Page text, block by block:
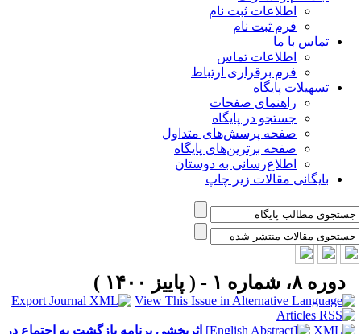
اطلاعات ثبت نام
فرم ثبت نام
تماس با ما
اطلاعات تماس
فرم برقراری ارتباط
تسهیلات پایگاه
راهنمای صفحات
جستجو در پایگاه
صفحه پرسش‌های متداول
صفحه برترین‌های پایگاه
اطلاع‌رسانی به دوستان
بایگانی مقالات زیر چاپ
دوره ۸، شماره ۱ - ( پاییز ۱۴۰۰ )
اثربخشی برنامه بازگشت به اجتماع در